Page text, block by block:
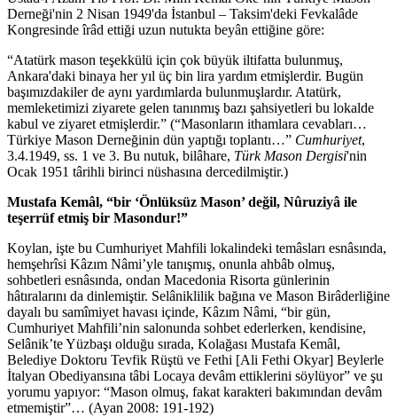
Derneği'nin 2 Nisan 1949'da İstanbul – Taksim'deki Fevkalâde
Kongresinde îrâd ettiği uzun nutukta beyân ettiğine göre:
“Atatürk mason teşekkülü için çok büyük iltifatta bulunmuş,
Ankara'daki binaya her yıl üç bin lira yardım etmişlerdir. Bugün
başımızdakiler de aynı yardımlarda bulunmuşlardır. Atatürk,
memleketimizi ziyarete gelen tanınmış bazı şahsiyetleri bu lokalde
kabul ve ziyaret etmişlerdir.” (“Masonların ithamlara cevabları…
Türkiye Mason Derneğinin dün yaptığı toplantı…” Cumhuriyet,
3.4.1949, ss. 1 ve 3. Bu nutuk, bilâhare, Türk Mason Dergisi'nin
Ocak 1951 târihli birinci nüshasına dercedilmiştir.)
Mustafa Kemâl, “bir ‘Önlüksüz Mason’ değil, Nûruziyâ ile
teşerrüf etmiş bir Masondur!”
Koylan, işte bu Cumhuriyet Mahfili lokalindeki temâsları esnâsında,
hemşehrîsi Kâzım Nâmi’yle tanışmış, onunla ahbâb olmuş,
sohbetleri esnâsında, ondan Macedonia Risorta günlerinin
hâtıralarını da dinlemiştir. Selâniklilik bağına ve Mason Birâderliğine
dayalı bu samîmiyet havası içinde, Kâzım Nâmi, “bir gün,
Cumhuriyet Mahfili’nin salonunda sohbet ederlerken, kendisine,
Selânik’te Yüzbaşı olduğu sırada, Kolağası Mustafa Kemâl,
Belediye Doktoru Tevfik Rüştü ve Fethi [Ali Fethi Okyar] Beylerle
İtalyan Obediyansına tâbi Locaya devâm ettiklerini söylüyor” ve şu
yorumu yapıyor: “Mason olmuş, fakat karakteri bakımından devâm
etmemiştir”… (Ayan 2008: 191-192)